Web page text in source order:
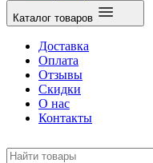
Каталог товаров
Доставка
Оплата
Отзывы
Скидки
О нас
Контакты